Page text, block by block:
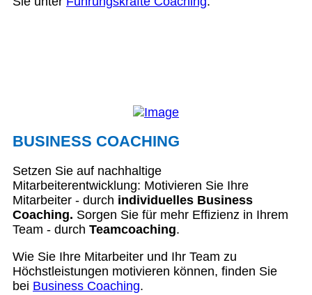
BUSINESS COACHING
Setzen Sie auf nachhaltige
Mitarbeiterentwicklung: Motivieren Sie Ihre
Mitarbeiter - durch individuelles Business
Coaching. Sorgen Sie für mehr Effizienz in Ihrem
Team - durch Teamcoaching.
Wie Sie Ihre Mitarbeiter und Ihr Team zu
Höchstleistungen motivieren können, finden Sie
bei Business Coaching.